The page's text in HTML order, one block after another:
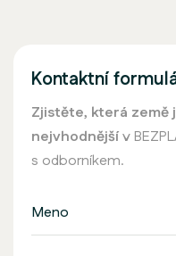
Kontaktní
Zjistěte, která země
nejvhodnějšív
s odborníkem.